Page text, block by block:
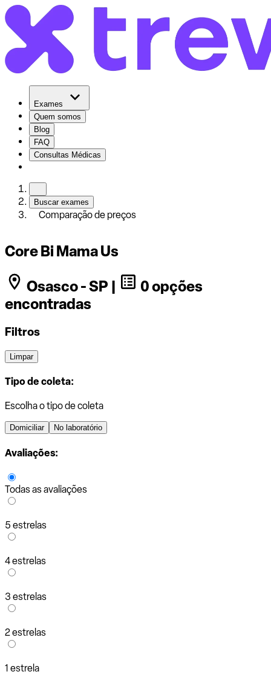
Exames
Quem somos
Blog
FAQ
Consultas Médicas
Buscar exames
Comparação de preços
Core Bi Mama Us
Osasco - SP |
0 opções
encontradas
Filtros
Limpar
Tipo de coleta:
Escolha o tipo de coleta
Domiciliar No laboratório
Avaliações:
Todas as avaliações
5 estrelas
4 estrelas
3 estrelas
2 estrelas
1 estrela